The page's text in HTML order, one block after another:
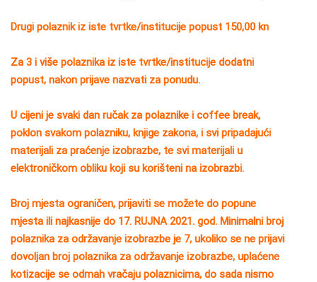
Drugi polaznik iz iste tvrtke/institucije popust 150,00 kn
Za 3 i više polaznika iz iste tvrtke/institucije dodatni
popust, nakon prijave nazvati za ponudu.
U cijeni je svaki dan ručak za polaznike i coffee break,
poklon svakom polazniku, knjige zakona, i svi pripadajući
materijali za praćenje izobrazbe, te svi materijali u
elektroničkom obliku koji su korišteni na izobrazbi.
Broj mjesta ograničen, prijaviti se možete do popune
mjesta ili najkasnije do 17. RUJNA 2021. god. Minimalni broj
polaznika za održavanje izobrazbe je 7, ukoliko se ne prijavi
dovoljan broj polaznika za održavanje izobrazbe, uplaćene
kotizacije se odmah vračaju polaznicima, do sada nismo